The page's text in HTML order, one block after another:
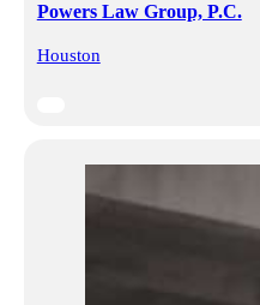
Powers Law Group, P.C.
Houston